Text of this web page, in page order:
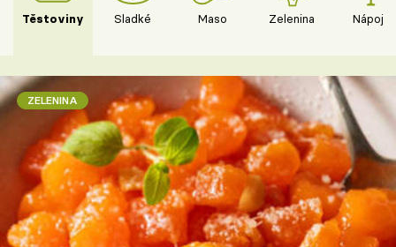
Těstoviny Sladké Maso Zelenina Nápoje
ZELENINA